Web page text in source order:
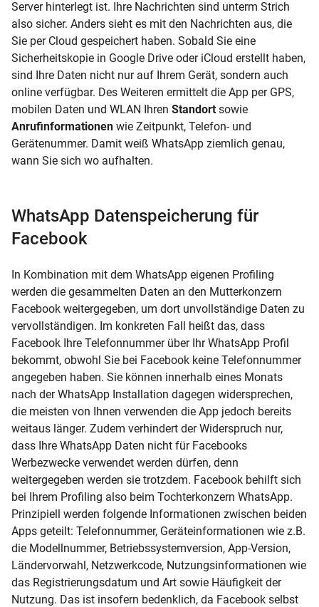
Server hinterlegt ist. Ihre Nachrichten sind unterm Strich
also sicher. Anders sieht es mit den Nachrichten aus, die
Sie per Cloud gespeichert haben. Sobald Sie eine
Sicherheitskopie in Google Drive oder iCloud erstellt haben,
sind Ihre Daten nicht nur auf Ihrem Gerät, sondern auch
online verfügbar. Des Weiteren ermittelt die App per GPS,
mobilen Daten und WLAN Ihren Standort sowie
Anrufinformationen wie Zeitpunkt, Telefon- und
Gerätenummer. Damit weiß WhatsApp ziemlich genau,
wann Sie sich wo aufhalten.
WhatsApp Datenspeicherung für
Facebook
In Kombination mit dem WhatsApp eigenen Profiling
werden die gesammelten Daten an den Mutterkonzern
Facebook weitergegeben, um dort unvollständige Daten zu
vervollständigen. Im konkreten Fall heißt das, dass
Facebook Ihre Telefonnummer über Ihr WhatsApp Profil
bekommt, obwohl Sie bei Facebook keine Telefonnummer
angegeben haben. Sie können innerhalb eines Monats
nach der WhatsApp Installation dagegen widersprechen,
die meisten von Ihnen verwenden die App jedoch bereits
weitaus länger. Zudem verhindert der Widerspruch nur,
dass Ihre WhatsApp Daten nicht für Facebooks
Werbezwecke verwendet werden dürfen, denn
weitergegeben werden sie trotzdem. Facebook behilft sich
bei Ihrem Profiling also beim Tochterkonzern WhatsApp.
Prinzipiell werden folgende Informationen zwischen beiden
Apps geteilt: Telefonnummer, Geräteinformationen wie z.B.
die Modellnummer, Betriebssystemversion, App-Version,
Ländervorwahl, Netzwerkcode, Nutzungsinformationen wie
das Registrierungsdatum und Art sowie Häufigkeit der
Nutzung. Das ist insofern bedenklich, da Facebook selbst